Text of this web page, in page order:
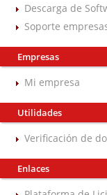
Descarga de
Soporte
Empresas
Mi empresa
Utilidades
Verificación de
Enlaces